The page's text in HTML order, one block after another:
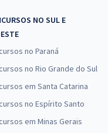
NO SUL E
no Paraná
no Rio Grande do Sul
em Santa Catarina
no Espírito Santo
em Minas Gerais